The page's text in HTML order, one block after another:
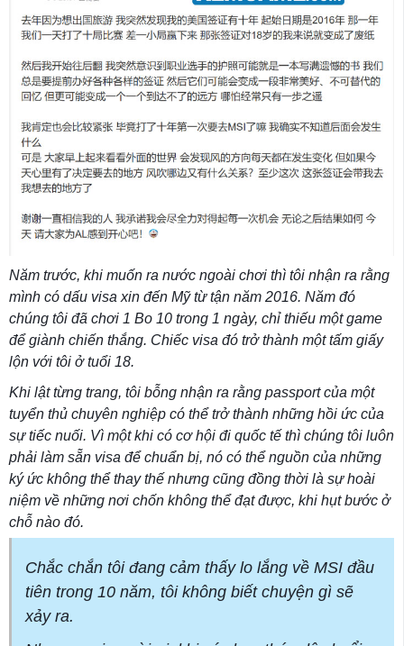
Năm trước, khi muốn ra nước ngoài chơi thì tôi nhận ra rằng
mình có dấu visa xin đến Mỹ từ tận năm 2016. Năm đó
chúng tôi đã chơi 1 Bo 10 trong 1 ngày, chỉ thiếu một game
để giành chiến thắng. Chiếc visa đó trở thành một tấm giấy
lộn với tôi ở tuổi 18.
Khi lật từng trang, tôi bỗng nhận ra rằng passport của một
tuyển thủ chuyên nghiệp có thể trở thành những hồi ức của
sự tiếc nuối. Vì một khi có cơ hội đi quốc tế thì chúng tôi luôn
phải làm sẵn visa để chuẩn bị, nó có thể nguồn của những
ký ức không thể thay thế nhưng cũng đồng thời là sự hoài
niệm về những nơi chốn không thể đạt được, khi hụt bước ở
chỗ nào đó.
Chắc chắn tôi đang cảm thấy lo lắng về MSI đầu
tiên trong 10 năm, tôi không biết chuyện gì sẽ
xảy ra.